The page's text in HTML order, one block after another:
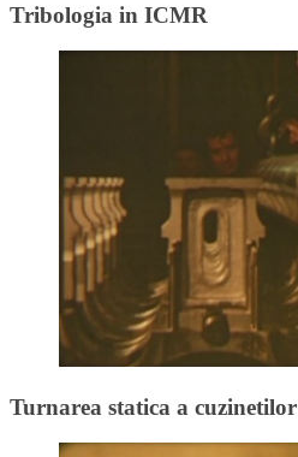
Tribologia in ICMR
Turnarea statica a cuzinetilor